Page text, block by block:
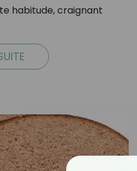
habitude, craignant